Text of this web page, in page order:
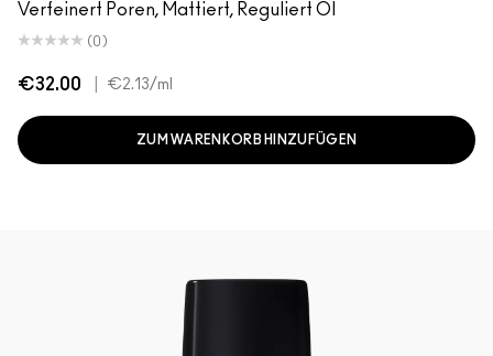
Verfeinert Poren, Mattiert, Reguliert Öl
(0)
€32.00 €2.13/ml
ZUM WARENKORB HINZUFÜGEN